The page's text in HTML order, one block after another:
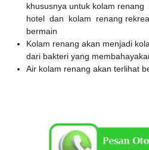
khususnya untuk kolam
hotel dan kolam renang
bermain
Kolam renang akan menjadi
dari bakteri yang
Air kolam renang akan terlihat